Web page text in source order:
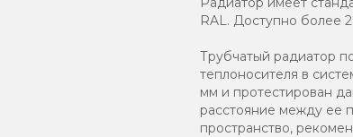
RAL. Доступно более
Трубчатый радиатор
теплоносителя в
мм и протестирован
расстояние между ее
пространство,